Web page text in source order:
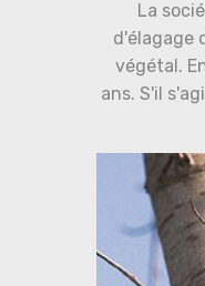
La
d'élagage
végétal.
ans. S'il